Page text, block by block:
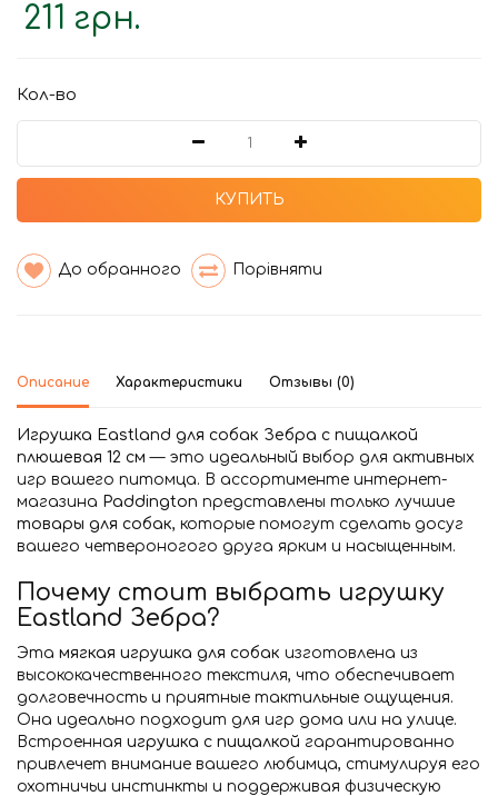
211 грн.
Кол-во
КУПИТЬ
До обранного Порівняти
Описание Характеристики Отзывы (0)
Игрушка Eastland для собак Зебра с пищалкой
плюшевая 12 см — это идеальный выбор для активных
игр вашего питомца. В ассортименте интернет-
магазина Paddington представлены только лучшие
товары для собак, которые помогут сделать досуг
вашего четвероногого друга ярким и насыщенным.
Почему стоит выбрать игрушку
Eastland Зебра?
Эта мягкая игрушка для собак изготовлена из
высококачественного текстиля, что обеспечивает
долговечность и приятные тактильные ощущения.
Она идеально подходит для игр дома или на улице.
Встроенная игрушка с пищалкой гарантированно
привлечет внимание вашего любимца, стимулируя его
охотничьи инстинкты и поддерживая физическую